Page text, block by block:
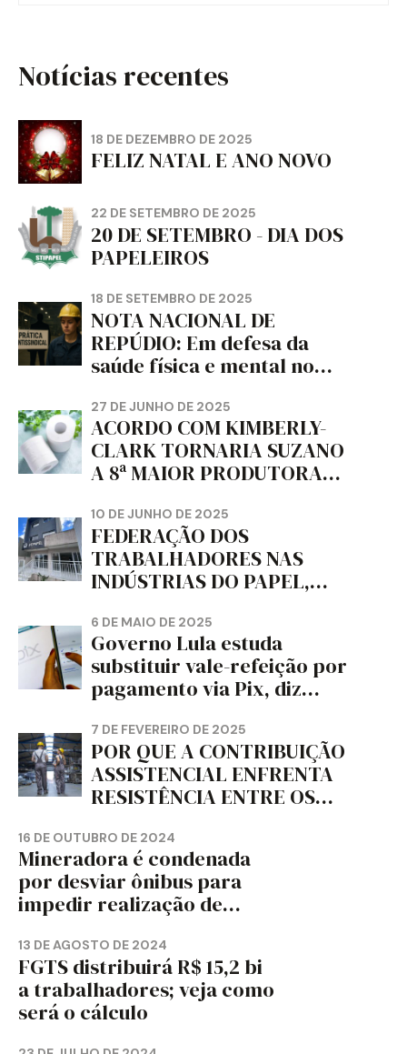
Notícias recentes
18 DE DEZEMBRO DE 2025
FELIZ NATAL E ANO NOVO
22 DE SETEMBRO DE 2025
20 DE SETEMBRO - DIA DOS
PAPELEIROS
18 DE SETEMBRO DE 2025
NOTA NACIONAL DE
REPÚDIO: Em defesa da
saúde física e mental no
da dignidade sindical.
27 DE JUNHO DE 2025
ACORDO COM KIMBERLY-
CLARK TORNARIA SUZANO
A 8ª MAIOR PRODUTORA
MUNDO, DIZ FITCH
10 DE JUNHO DE 2025
FEDERAÇÃO DOS
TRABALHADORES NAS
INDÚSTRIAS DO PAPEL,
CORTIÇA E ARTEFATOS DE
PAPEL DO ESTADO DO
PARANÁ – FETRAPEL-PR
6 DE MAIO DE 2025
Governo Lula estuda
substituir vale-refeição por
pagamento via Pix, diz
7 DE FEVEREIRO DE 2025
POR QUE A CONTRIBUIÇÃO
ASSISTENCIAL ENFRENTA
RESISTÊNCIA ENTRE OS
16 DE OUTUBRO DE 2024
Mineradora é condenada
por desviar ônibus para
impedir realização de
13 DE AGOSTO DE 2024
FGTS distribuirá R$ 15,2 bi
a trabalhadores; veja como
será o cálculo